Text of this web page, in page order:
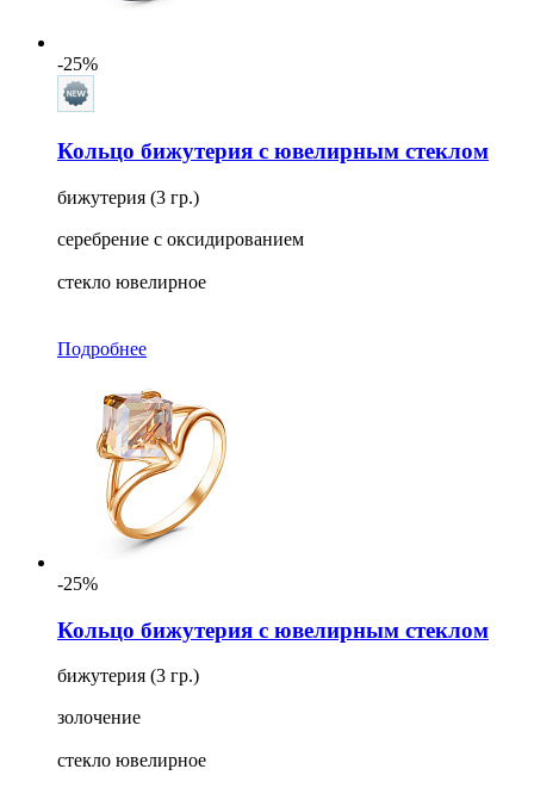
-25%
Кольцо бижутерия с ювелирным стеклом
бижутерия (3 гр.)
серебрение с оксидированием
стекло ювелирное
Подробнее
-25%
Кольцо бижутерия с ювелирным стеклом
бижутерия (3 гр.)
золочение
стекло ювелирное